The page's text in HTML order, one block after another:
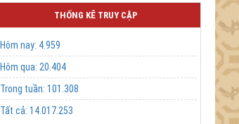
THỐNG KÊ TRUY CẬP
Hôm nay: 4.959
Hôm qua: 20.404
Trong tuần:101.308
Tất cả:14.017.253